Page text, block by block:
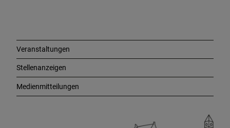
Veranstaltungen
Stellenanzeigen
Medienmitteilungen